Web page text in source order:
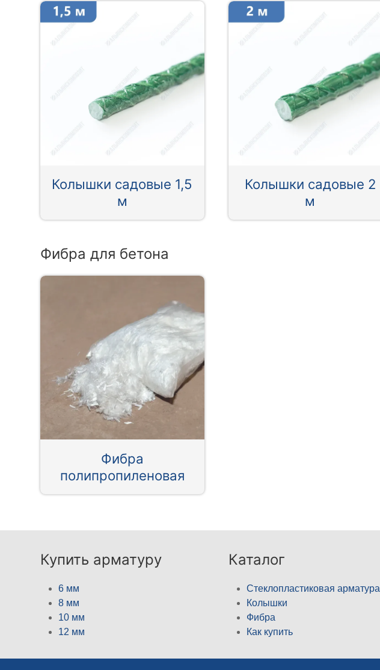
Колышки садовые 1,5
м
Колышки садовые 2
м
Фибра для бетона
Фибра
полипропиленовая
Купить арматуру
6 мм
8 мм
10 мм
12 мм
Каталог
Стеклопластиковая арматура
Колышки
Фибра
Как купить